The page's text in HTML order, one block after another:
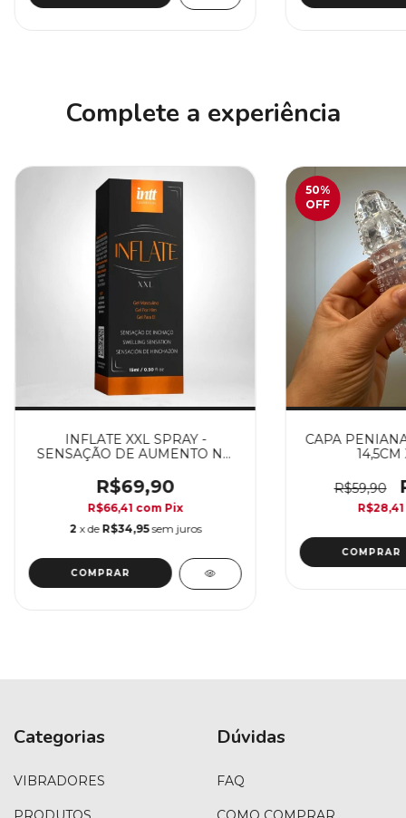
Complete a experiência
INFLATE XXL SPRAY -
SENSAÇÃO DE AUMENTO NO
R$69,90
R$66,41 com Pix
2 x de R$34,95 sem juros
50%
OFF
CAPA
14,5CM
R$59,90
R$28,41
Categorias
VIBRADORES
Dúvidas
FAQ